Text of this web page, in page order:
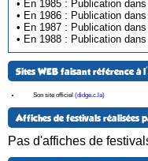
• En 1986 : Publication
• En 1988 : Publication
Sites WEB faisant référence à
Son site officiel (didge.c.la)
Affiches de festivals réalisées
Pas d'affiches de